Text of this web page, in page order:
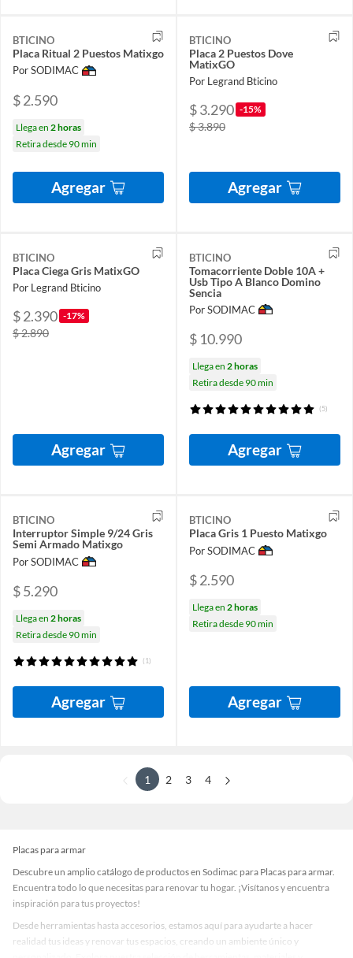
BTICINO
Placa Ritual 2 Puestos Matixgo
Por SODIMAC
$ 2.590
Llega en 2 horas
Retira desde 90 min
Agregar
BTICINO
Placa 2 Puestos Dove
MatixGO
Por Legrand Bticino
$ 3.290 -15%
$ 3.890
Agregar
BTICINO
Placa Ciega Gris MatixGO
Por Legrand Bticino
$ 2.390 -17%
$ 2.890
Agregar
BTICINO
Tomacorriente Doble 10A +
Usb Tipo A Blanco Domino
Sencia
Por SODIMAC
$ 10.990
Llega en 2 horas
Retira desde 90 min
(5)
Agregar
BTICINO
Interruptor Simple 9/24 Gris
Semi Armado Matixgo
Por SODIMAC
$ 5.290
Llega en 2 horas
Retira desde 90 min
(1)
Agregar
BTICINO
Placa Gris 1 Puesto Matixgo
Por SODIMAC
$ 2.590
Llega en 2 horas
Retira desde 90 min
Agregar
1 2 3 4
Placas para armar
Descubre un amplio catálogo de productos en Sodimac para Placas para armar.
Encuentra todo lo que necesitas para renovar tu hogar. ¡Visítanos y encuentra
inspiración para tus proyectos!
Desde herramientas hasta accesorios, estamos aquí para ayudarte a hacer
realidad tus ideas y renovar tus espacios, creando un ambiente único y